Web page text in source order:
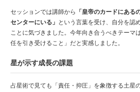
セッションでは講師から
「皇帝のカードにある
センターにいる」 という言葉を受け、自分を認
ことに気づきました。今年向き合うべきテーマ
任を引き受けること」だと実感しました。
星が示す成長の課題
占星術で見ても「責任・抑圧」を象徴する土星